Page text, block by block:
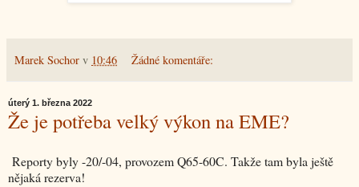
Marek Sochor v 10:46 Žádné komentáře:
úterý 1. března 2022
Že je potřeba velký výkon na EME?
Reporty byly -20/-04, provozem Q65-60C. Takže tam byla ještě
nějaká rezerva!